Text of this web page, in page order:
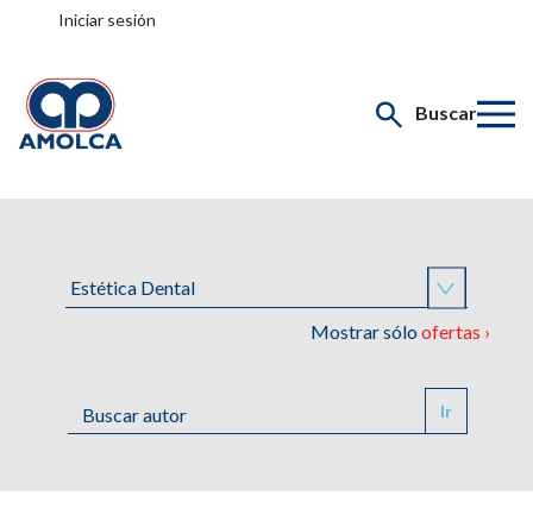
Iniciar sesión
Buscar
Mostrar sóloofertas ›
Ir